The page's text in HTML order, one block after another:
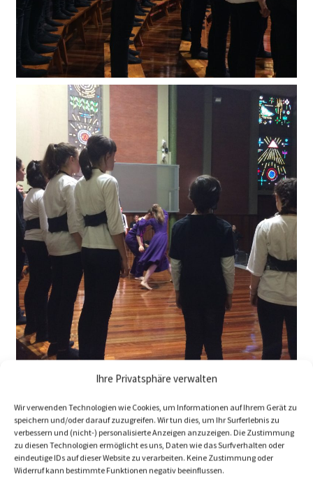
Ihre Privatsphäre verwalten
Wir verwenden Technologien wie Cookies, um Informationen auf Ihrem Gerät zu
speichern und/oder darauf zuzugreifen. Wir tun dies, um Ihr Surferlebnis zu
verbessern und (nicht-) personalisierte Anzeigen anzuzeigen. Die Zustimmung
zu diesen Technologien ermöglicht es uns, Daten wie das Surfverhalten oder
eindeutige IDs auf dieser Website zu verarbeiten. Keine Zustimmung oder
Widerruf kann bestimmte Funktionen negativ beeinflussen.